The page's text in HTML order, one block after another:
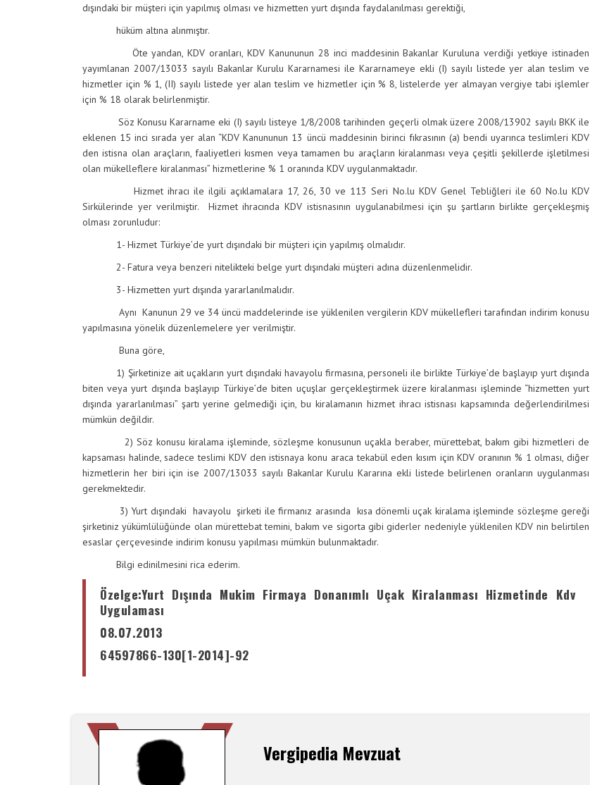
dışındaki bir müşteri için yapılmış olması ve hizmetten yurt dışında faydalanılması gerektiği,
hüküm altına alınmıştır.
Öte yandan, KDV oranları, KDV Kanununun 28 inci maddesinin Bakanlar Kuruluna verdiği yetkiye istinaden
yayımlanan 2007/13033 sayılı Bakanlar Kurulu Kararnamesi ile Kararnameye ekli (I) sayılı listede yer alan teslim ve
hizmetler için % 1, (II) sayılı listede yer alan teslim ve hizmetler için % 8, listelerde yer almayan vergiye tabi işlemler
için % 18 olarak belirlenmiştir.
Söz Konusu Kararname eki (I) sayılı listeye 1/8/2008 tarihinden geçerli olmak üzere 2008/13902 sayılı BKK ile
eklenen 15 inci sırada yer alan “KDV Kanununun 13 üncü maddesinin birinci fıkrasının (a) bendi uyarınca teslimleri KDV
den istisna olan araçların, faaliyetleri kısmen veya tamamen bu araçların kiralanması veya çeşitli şekillerde işletilmesi
olan mükelleflere kiralanması” hizmetlerine % 1 oranında KDV uygulanmaktadır.
Hizmet ihracı ile ilgili açıklamalara 17, 26, 30 ve 113 Seri No.lu KDV Genel Tebliğleri ile 60 No.lu KDV
Sirkülerinde yer verilmiştir. Hizmet ihracında KDV istisnasının uygulanabilmesi için şu şartların birlikte gerçekleşmiş
olması zorunludur:
1- Hizmet Türkiye’de yurt dışındaki bir müşteri için yapılmış olmalıdır.
2- Fatura veya benzeri nitelikteki belge yurt dışındaki müşteri adına düzenlenmelidir.
3- Hizmetten yurt dışında yararlanılmalıdır.
Aynı Kanunun 29 ve 34 üncü maddelerinde ise yüklenilen vergilerin KDV mükellefleri tarafından indirim konusu
yapılmasına yönelik düzenlemelere yer verilmiştir.
Buna göre,
1) Şirketinize ait uçakların yurt dışındaki havayolu firmasına, personeli ile birlikte Türkiye’de başlayıp yurt dışında
biten veya yurt dışında başlayıp Türkiye’de biten uçuşlar gerçekleştirmek üzere kiralanması işleminde “hizmetten yurt
dışında yararlanılması” şartı yerine gelmediği için, bu kiralamanın hizmet ihracı istisnası kapsamında değerlendirilmesi
mümkün değildir.
2) Söz konusu kiralama işleminde, sözleşme konusunun uçakla beraber, mürettebat, bakım gibi hizmetleri de
kapsaması halinde, sadece teslimi KDV den istisnaya konu araca tekabül eden kısım için KDV oranının % 1 olması, diğer
hizmetlerin her biri için ise 2007/13033 sayılı Bakanlar Kurulu Kararına ekli listede belirlenen oranların uygulanması
gerekmektedir.
3) Yurt dışındaki havayolu şirketi ile firmanız arasında kısa dönemli uçak kiralama işleminde sözleşme gereği
şirketiniz yükümlülüğünde olan mürettebat temini, bakım ve sigorta gibi giderler nedeniyle yüklenilen KDV nin belirtilen
esaslar çerçevesinde indirim konusu yapılması mümkün bulunmaktadır.
Bilgi edinilmesini rica ederim.
Özelge:Yurt Dışında Mukim Firmaya Donanımlı Uçak Kiralanması Hizmetinde Kdv
Uygulaması
08.07.2013
64597866-130[1-2014]-92
Vergipedia Mevzuat